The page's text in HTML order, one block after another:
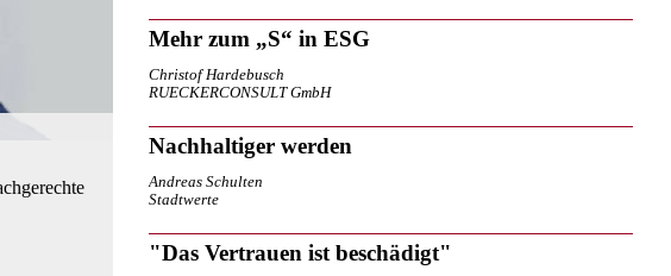
Mehr zum „S“ in ESG
Christof Hardebusch
RUECKERCONSULT GmbH
Nachhaltiger werden
Andreas Schulten
Stadtwerte
"Das Vertrauen ist beschädigt"